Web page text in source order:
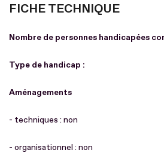
FICHE TECHNIQUE
Nombre de personnes handicapées
Type de handicap :
Aménagements
- techniques : non
- organisationnel : non